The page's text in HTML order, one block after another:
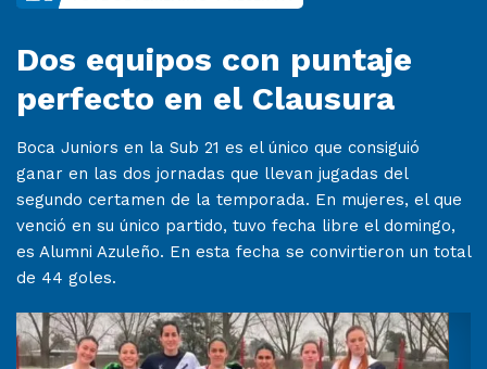
Dos equipos con puntaje
perfecto en el Clausura
Boca Juniors en la Sub 21 es el único que consiguió
ganar en las dos jornadas que llevan jugadas del
segundo certamen de la temporada. En mujeres, el que
venció en su único partido, tuvo fecha libre el domingo,
es Alumni Azuleño. En esta fecha se convirtieron un total
de 44 goles.